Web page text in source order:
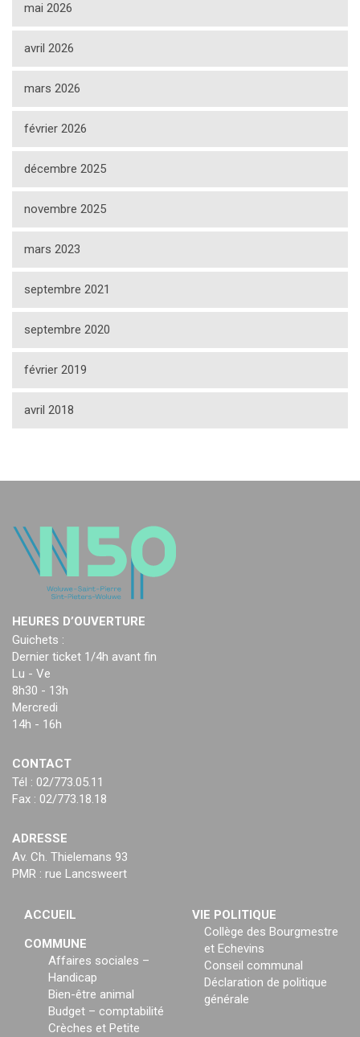
mai 2026
avril 2026
mars 2026
février 2026
décembre 2025
novembre 2025
mars 2023
septembre 2021
septembre 2020
février 2019
avril 2018
HEURES D’OUVERTURE
Guichets :
Dernier ticket 1/4h avant fin
Lu - Ve
8h30 - 13h
Mercredi
14h - 16h
CONTACT
Tél : 02/773.05.11
Fax : 02/773.18.18
ADRESSE
Av. Ch. Thielemans 93
PMR : rue Lancsweert
ACCUEIL
COMMUNE
Affaires sociales –
Handicap
Bien-être animal
Budget – comptabilité
Crèches et Petite
VIE POLITIQUE
Collège des Bourgmestre
et Echevins
Conseil communal
Déclaration de politique
générale